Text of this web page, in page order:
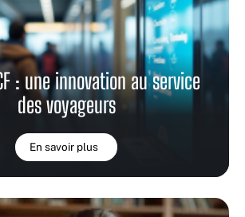
: une innovation au service
des voyageurs
En savoir plus